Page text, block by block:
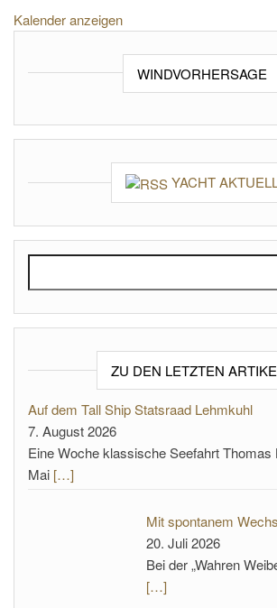
Kalender anzeigen
WINDVORHERSAGE
YACHT
ZU DEN LETZTEN
Auf dem Tall Ship Statsraad Lehmkuhl
7. August 2026
Eine Woche klassische Seefahrt Thomas
Mai […]
Mit spontanem
20. Juli 2026
Bei der „Wahren
[…]